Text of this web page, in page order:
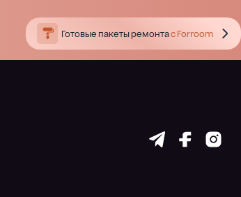
Готовые пакеты ремонтас Forroom